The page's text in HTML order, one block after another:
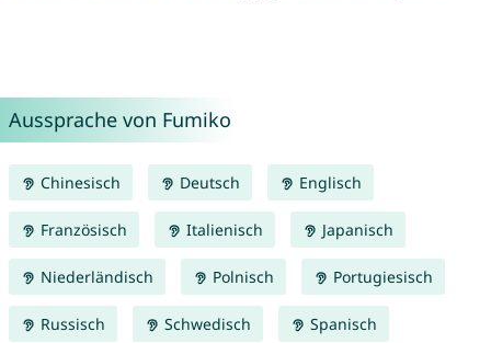
Aussprache von Fumiko
Chinesisch Deutsch Englisch
Französisch Italienisch Japanisch
Niederländisch Polnisch Portugiesisch
Russisch Schwedisch Spanisch